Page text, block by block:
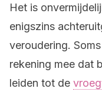
Het is
enigszins
veroudering.
rekening mee dat
leiden tot de